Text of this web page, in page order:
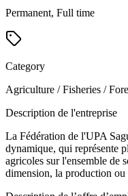
Permanent, Full time
Category
Agriculture / Fisheries /
Description de l'entreprise
La Fédération de l'UPA
dynamique, qui représente
agricoles sur l'ensemble de
dimension, la production ou